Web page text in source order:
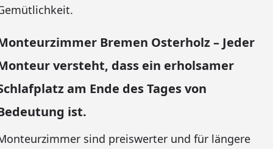
Bremen Osterholz – Jeder
versteht, dass ein erholsamer
am Ende des Tages von
ist.
sind preiswerter und für längere